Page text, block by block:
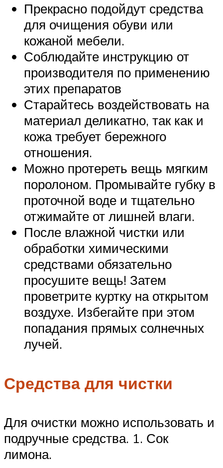
Прекрасно подойдут средства
для очищения обуви или
кожаной мебели.
Соблюдайте инструкцию от
производителя по применению
этих препаратов
Старайтесь воздействовать на
материал деликатно, так как и
кожа требует бережного
отношения.
Можно протереть вещь мягким
поролоном. Промывайте губку в
проточной воде и тщательно
отжимайте от лишней влаги.
После влажной чистки или
обработки химическими
средствами обязательно
просушите вещь! Затем
проветрите куртку на открытом
воздухе. Избегайте при этом
попадания прямых солнечных
лучей.
Средства для чистки
Для очистки можно использовать и
подручные средства. 1. Сок
лимона.